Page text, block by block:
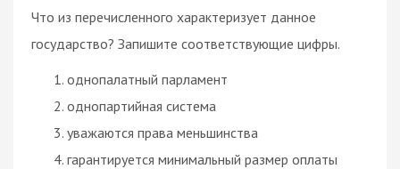
Что из перечисленного характеризует данное
государство? Запишите соответствующие цифры.
однопалатный парламент
однопартийная система
уважаются права меньшинства
гарантируется минимальный размер оплаты